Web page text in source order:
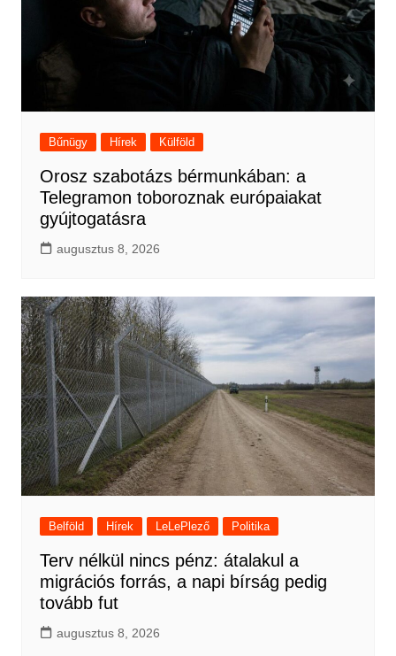
Bűnügy Hírek Külföld
Orosz szabotázs bérmunkában: a
Telegramon toboroznak európaiakat
gyújtogatásra
augusztus 8, 2026
Belföld Hírek LeLePlező Politika
Terv nélkül nincs pénz: átalakul a
migrációs forrás, a napi bírság pedig
tovább fut
augusztus 8, 2026